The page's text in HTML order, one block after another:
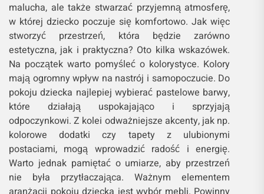
malucha, ale także stwarzać przyjemną atmosferę,
w której dziecko poczuje się komfortowo. Jak więc
stworzyć przestrzeń, która będzie zarówno
estetyczna, jak i praktyczna? Oto kilka wskazówek.
Na początek warto pomyśleć o kolorystyce. Kolory
mają ogromny wpływ na nastrój i samopoczucie. Do
pokoju dziecka najlepiej wybierać pastelowe barwy,
które działają uspokajająco i sprzyjają
odpoczynkowi. Z kolei odważniejsze akcenty, jak np.
kolorowe dodatki czy tapety z ulubionymi
postaciami, mogą wprowadzić radość i energię.
Warto jednak pamiętać o umiarze, aby przestrzeń
nie była przytłaczająca. Ważnym elementem